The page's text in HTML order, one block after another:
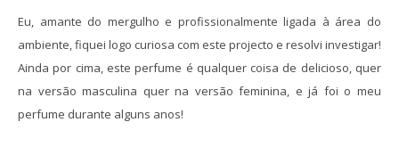
Eu, amante do mergulho e profissionalmente ligada à área do
ambiente, fiquei logo curiosa com este projecto e resolvi investigar!
Ainda por cima, este perfume é qualquer coisa de delicioso, quer
na versão masculina quer na versão feminina, e já foi o meu
perfume durante alguns anos!